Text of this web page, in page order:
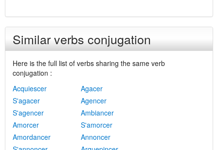
Similar verbs conjugation
Here is the full list of verbs sharing the same verb
conjugation :
Acquiescer
Agacer
S'agacer
Agencer
S'agencer
Ambiancer
Amorcer
S'amorcer
Amordancer
Annoncer